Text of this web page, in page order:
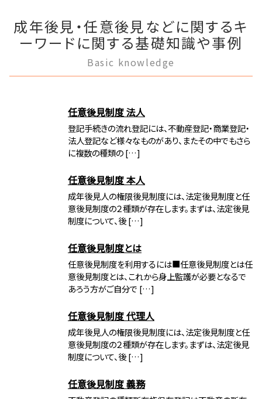
成年後見・任意後見などに関するキ
ーワードに関する基礎知識や事例
Basic knowledge
任意後見制度 法人
登記手続きの流れ登記には、不動産登記・商業登記・
法人登記など様々なものがあり、またその中でもさら
に複数の種類の […]
任意後見制度 本人
成年後見人の権限後見制度には、法定後見制度と任
意後見制度の２種類が存在します。まずは、法定後見
制度について、後 […]
任意後見制度とは
任意後見制度を利用するには■任意後見制度とは任
意後見制度とは、これから身上監護が必要となるで
あろう方がご自分で […]
任意後見制度 代理人
成年後見人の権限後見制度には、法定後見制度と任
意後見制度の２種類が存在します。まずは、法定後見
制度について、後 […]
任意後見制度 義務